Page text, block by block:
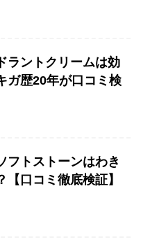
ラントクリームは効
ガ歴20年が口コミ検
フトストーンはわき
【口コミ徹底検証】